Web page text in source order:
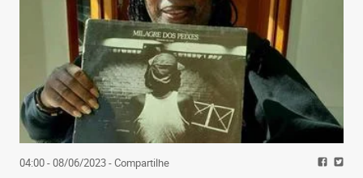
04:00 - 08/06/2023- Compartilhe